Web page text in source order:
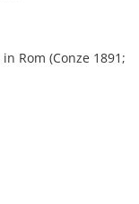
Rom (Conze 1891;